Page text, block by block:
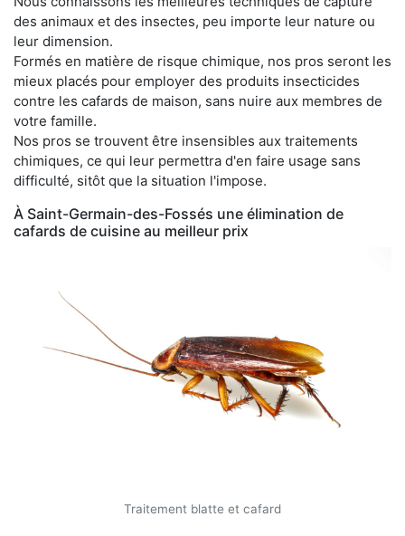
des animaux et des insectes, peu importe leur nature ou
leur dimension.
Formés en matière de risque chimique, nos pros seront les
mieux placés pour employer des produits insecticides
contre les cafards de maison, sans nuire aux membres de
votre famille.
Nos pros se trouvent être insensibles aux traitements
chimiques, ce qui leur permettra d'en faire usage sans
difficulté, sitôt que la situation l'impose.
À Saint-Germain-des-Fossés une élimination de
cafards de cuisine au meilleur prix
Traitement blatte et cafard